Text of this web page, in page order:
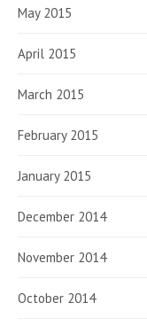
May 2015
April 2015
March 2015
February 2015
January 2015
December 2014
November 2014
October 2014